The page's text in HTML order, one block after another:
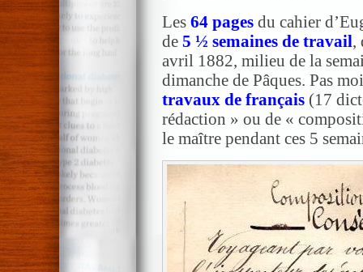
Les 64 pages du cahier
de 5 ½ semaines de travail ,
avril 1882, milieu de la
dimanche de Pâques. Pas
travaux de français (17
rédaction » ou de «
le maître pendant ces 5